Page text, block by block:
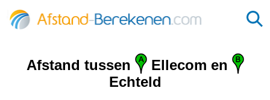
Afstand tussen
Ellecom en
Echteld